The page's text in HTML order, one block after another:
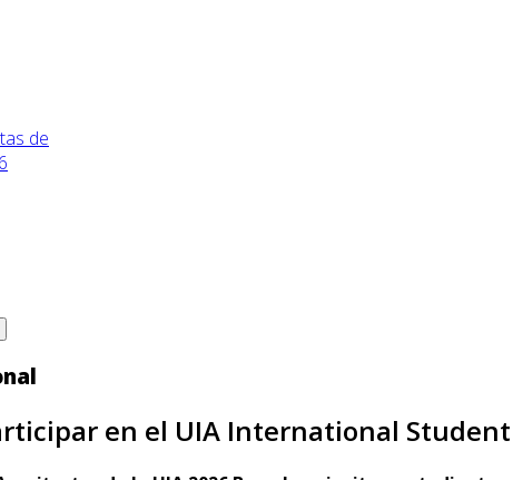
de
en el UIA International